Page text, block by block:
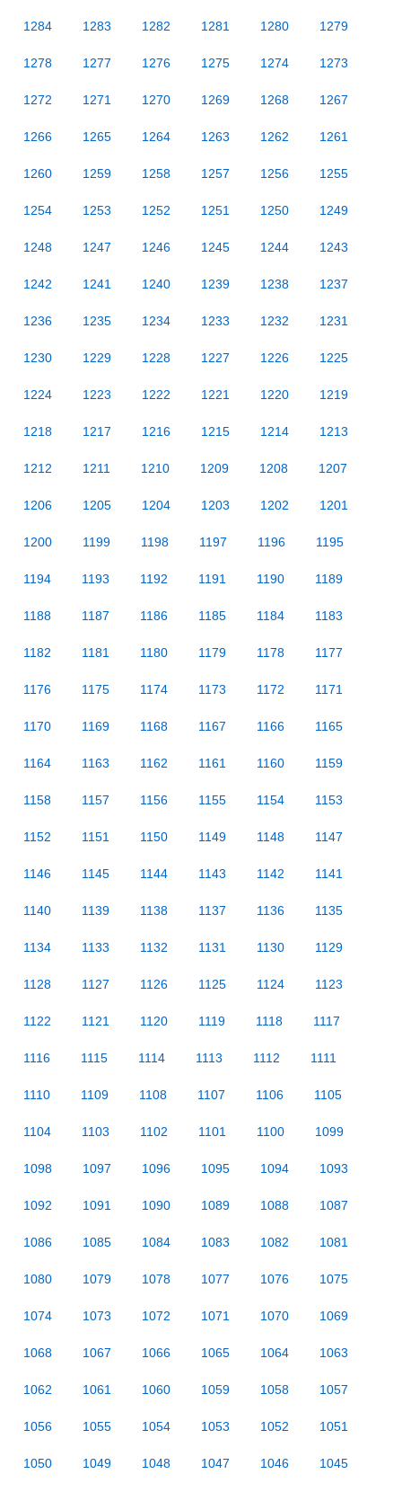
1284 1283 1282 1281 1280 1279
1278 1277 1276 1275 1274 1273
1272 1271 1270 1269 1268 1267
1266 1265 1264 1263 1262 1261
1260 1259 1258 1257 1256 1255
1254 1253 1252 1251 1250 1249
1248 1247 1246 1245 1244 1243
1242 1241 1240 1239 1238 1237
1236 1235 1234 1233 1232 1231
1230 1229 1228 1227 1226 1225
1224 1223 1222 1221 1220 1219
1218 1217 1216 1215 1214 1213
1212 1211 1210 1209 1208 1207
1206 1205 1204 1203 1202 1201
1200 1199 1198 1197 1196 1195
1194 1193 1192 1191 1190 1189
1188 1187 1186 1185 1184 1183
1182 1181 1180 1179 1178 1177
1176 1175 1174 1173 1172 1171
1170 1169 1168 1167 1166 1165
1164 1163 1162 1161 1160 1159
1158 1157 1156 1155 1154 1153
1152 1151 1150 1149 1148 1147
1146 1145 1144 1143 1142 1141
1140 1139 1138 1137 1136 1135
1134 1133 1132 1131 1130 1129
1128 1127 1126 1125 1124 1123
1122 1121 1120 1119 1118 1117
1116 1115 1114 1113 1112 1111
1110 1109 1108 1107 1106 1105
1104 1103 1102 1101 1100 1099
1098 1097 1096 1095 1094 1093
1092 1091 1090 1089 1088 1087
1086 1085 1084 1083 1082 1081
1080 1079 1078 1077 1076 1075
1074 1073 1072 1071 1070 1069
1068 1067 1066 1065 1064 1063
1062 1061 1060 1059 1058 1057
1056 1055 1054 1053 1052 1051
1050 1049 1048 1047 1046 1045